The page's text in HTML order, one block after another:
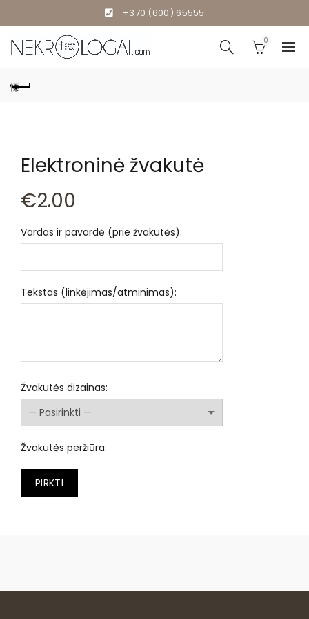
+370 (600) 65555
0
Elektroninė žvakutė
€2.00
Vardas ir pavardė (prie žvakutės):
Tekstas (linkėjimas/atminimas):
Žvakutės dizainas:
Žvakutės peržiūra:
PIRKTI